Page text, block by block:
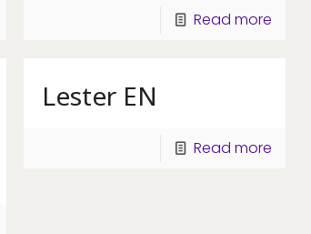
Read more
Lester EN
Read more